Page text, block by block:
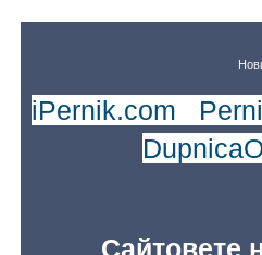
iPernik.com
Сайтовете